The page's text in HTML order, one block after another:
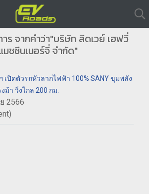
ร จากคำว่า"บริษัท ลีดเวย์ เฮฟวี่
มชชีนเนอร์จี่ จำกัด"
เปิดตัวรถหัวลากไฟฟ้า 100% SANY ขุมพลัง
ม้า วิ่งไกล 200 กม.
2566